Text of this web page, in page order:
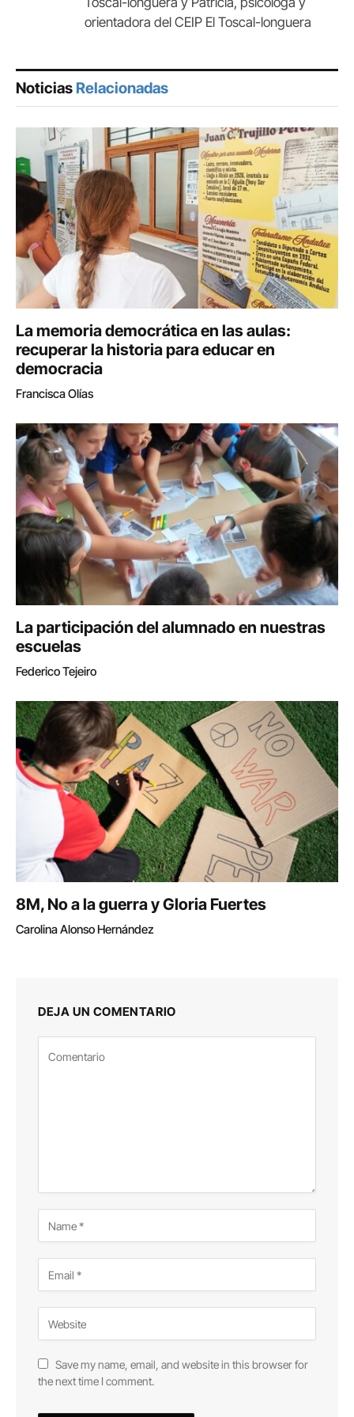
orientadora del CEIP El Toscal-longuera
Noticias Relacionadas
La memoria democrática en las aulas:
recuperar la historia para educar en
democracia
Francisca Olías
La participación del alumnado en nuestras
escuelas
Federico Tejeiro
8M, No a la guerra y Gloria Fuertes
Carolina Alonso Hernández
DEJA UN COMENTARIO
Save my name, email, and website in this browser for
the next time I comment.